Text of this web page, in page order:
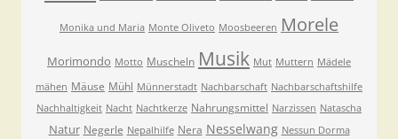
Monika und Maria Monte Oliveto Moosbeeren Morele
Morimondo Motto Muscheln Musik Mut Muttern Mädele
mähen Mäuse Mühl Münnerstadt Nachbarschaft Nachbarschaftshilfe
Nachhaltigkeit Nacht Nachtkerze Nahrungsmittel Narzissen Natascha
Natur Negerle Nepalhilfe Nera Nesselwang Nessun Dorma